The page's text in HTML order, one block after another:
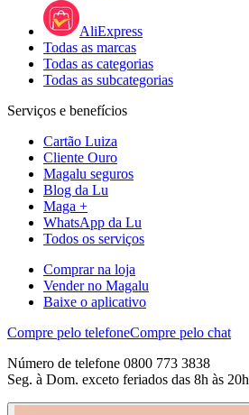
AliExpress
Todas as marcas
Todas as categorias
Todas as subcategorias
Serviços e benefícios
Cartão Luiza
Cliente Ouro
Magalu seguros
Blog da Lu
Maga +
WhatsApp da Lu
Todos os serviços
Comprar na loja
Vender no Magalu
Baixe o aplicativo
Compre pelo telefoneCompre pelo chat
Número de telefone 0800 773 3838
Seg. à Dom. exceto feriados das 8h às 20h